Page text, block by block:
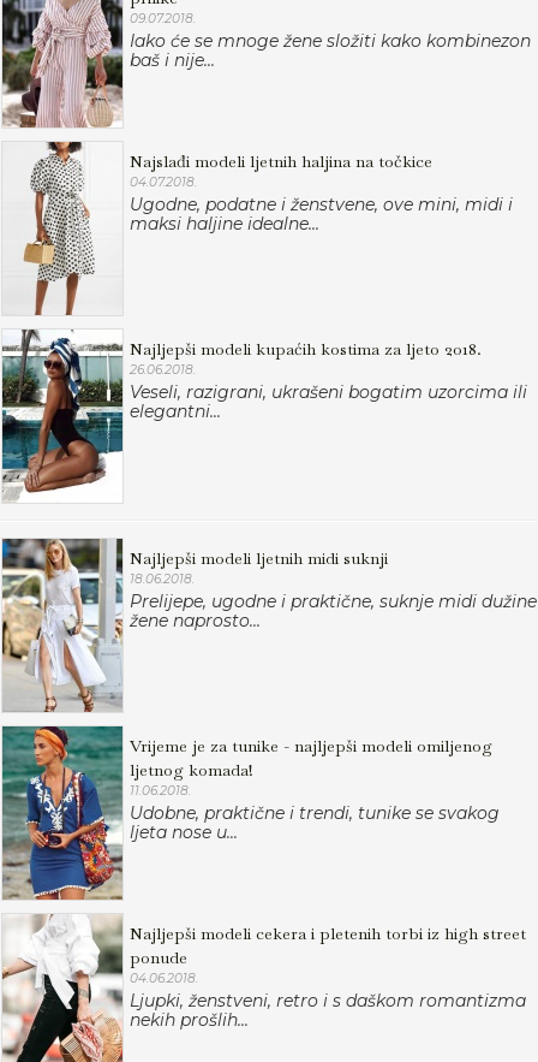
09.07.2018.
Iako će se mnoge žene složiti kako kombinezon
baš i nije...
Najslađi modeli ljetnih haljina na točkice
04.07.2018.
Ugodne, podatne i ženstvene, ove mini, midi i
maksi haljine idealne...
Najljepši modeli kupaćih kostima za ljeto 2018.
26.06.2018.
Veseli, razigrani, ukrašeni bogatim uzorcima ili
elegantni...
Najljepši modeli ljetnih midi suknji
18.06.2018.
Prelijepe, ugodne i praktične, suknje midi dužine
žene naprosto...
Vrijeme je za tunike - najljepši modeli omiljenog
ljetnog komada!
11.06.2018.
Udobne, praktične i trendi, tunike se svakog
ljeta nose u...
Najljepši modeli cekera i pletenih torbi iz high street
ponude
04.06.2018.
Ljupki, ženstveni, retro i s daškom romantizma
nekih prošlih...